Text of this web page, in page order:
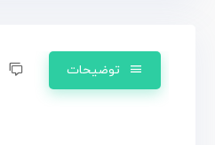
توضیحات